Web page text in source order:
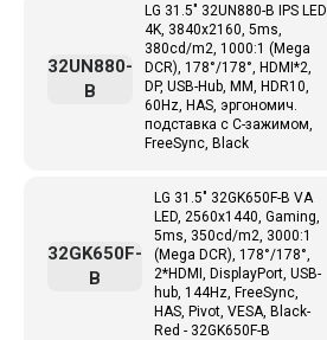
LG 31.5" 32UN880-B IPS LED
4K, 3840x2160, 5ms,
380cd/m2, 1000:1 (Mega
DCR), 178°/178°, HDMI*2,
DP, USB-Hub, MM, HDR10,
60Hz, HAS, эргономич.
подставка с C-зажимом,
FreeSync, Black
32UN880-
B
LG 31.5" 32GK650F-B VA
LED, 2560x1440, Gaming,
5ms, 350cd/m2, 3000:1
(Mega DCR), 178°/178°,
2*HDMI, DisplayPort, USB-
hub, 144Hz, FreeSync,
HAS, Pivot, VESA, Black-
Red - 32GK650F-B
32GK650F-
B